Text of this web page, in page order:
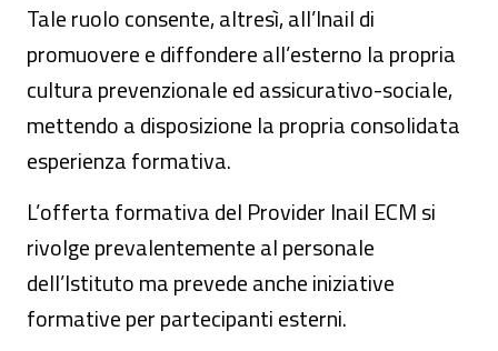
Tale ruolo consente, altresì, all’Inail di
promuovere e diffondere all’esterno la propria
cultura prevenzionale ed assicurativo-sociale,
mettendo a disposizione la propria consolidata
esperienza formativa.
L’offerta formativa del Provider Inail ECM si
rivolge prevalentemente al personale
dell’Istituto ma prevede anche iniziative
formative per partecipanti esterni.